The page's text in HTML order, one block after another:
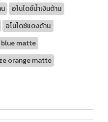
อโนไดซ์น้ำเงินด้าน
อโนไดซ์แดงด้าน
matte
orange matte